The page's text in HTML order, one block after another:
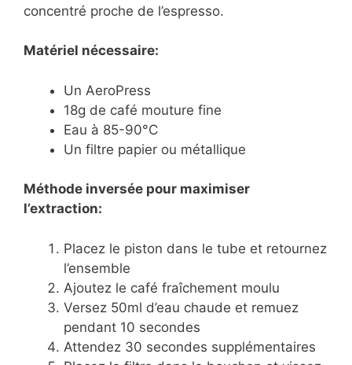
concentré proche de l’espresso.
Matériel nécessaire:
Un AeroPress
18g de café mouture fine
Eau à 85-90°C
Un filtre papier ou métallique
Méthode inversée pour maximiser
l’extraction:
Placez le piston dans le tube et retournez
l’ensemble
Ajoutez le café fraîchement moulu
Versez 50ml d’eau chaude et remuez
pendant 10 secondes
Attendez 30 secondes supplémentaires